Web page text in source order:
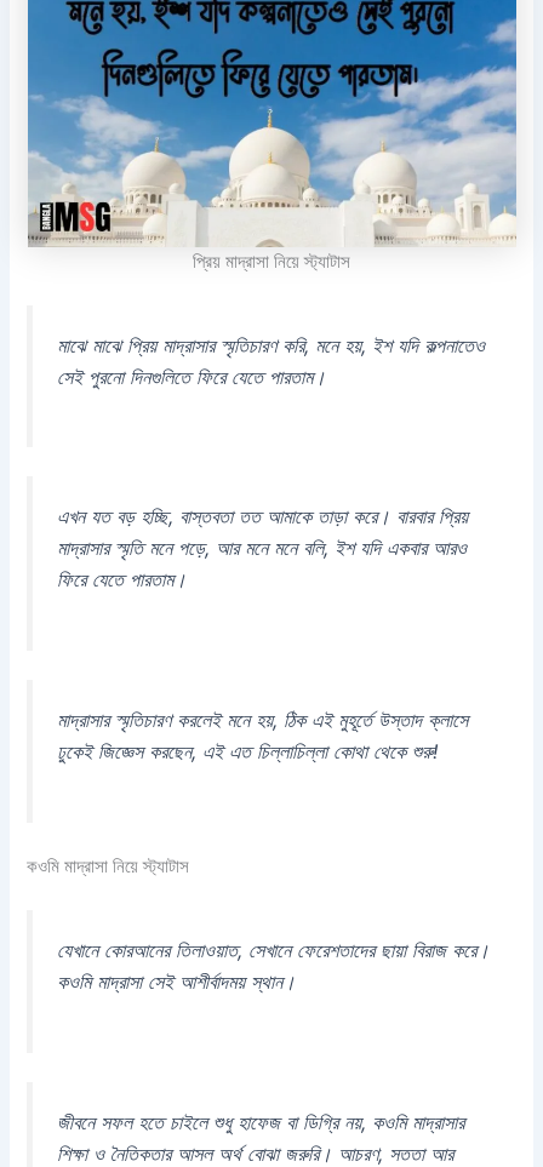
প্রিয় মাদ্রাসা নিয়ে স্ট্যাটাস
মাঝে মাঝে প্রিয় মাদ্রাসার স্মৃতিচারণ করি, মনে হয়, ইশ যদি কল্পনাতেও
সেই পুরনো দিনগুলিতে ফিরে যেতে পারতাম।
এখন যত বড় হচ্ছি, বাস্তবতা তত আমাকে তাড়া করে। বারবার প্রিয়
মাদ্রাসার স্মৃতি মনে পড়ে, আর মনে মনে বলি, ইশ যদি একবার আরও
ফিরে যেতে পারতাম।
মাদ্রাসার স্মৃতিচারণ করলেই মনে হয়, ঠিক এই মুহূর্তে উস্তাদ ক্লাসে
ঢুকেই জিজ্ঞেস করছেন, এই এত চিল্লাচিল্লা কোথা থেকে শুরু!
কওমি মাদ্রাসা নিয়ে স্ট্যাটাস
যেখানে কোরআনের তিলাওয়াত, সেখানে ফেরেশতাদের ছায়া বিরাজ করে।
কওমি মাদ্রাসা সেই আশীর্বাদময় স্থান।
জীবনে সফল হতে চাইলে শুধু হাফেজ বা ডিগ্রি নয়, কওমি মাদ্রাসার
শিক্ষা ও নৈতিকতার আসল অর্থ বোঝা জরুরি। আচরণ, সততা আর